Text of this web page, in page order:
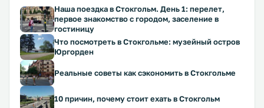
Наша поездка в Стокгольм. День 1: перелет,
первое знакомство с городом, заселение в
гостиницу
Что посмотреть в Стокгольме: музейный остров
Юргорден
Реальные советы как сэкономить в Стокгольме
10 причин, почему стоит ехать в Стокгольм